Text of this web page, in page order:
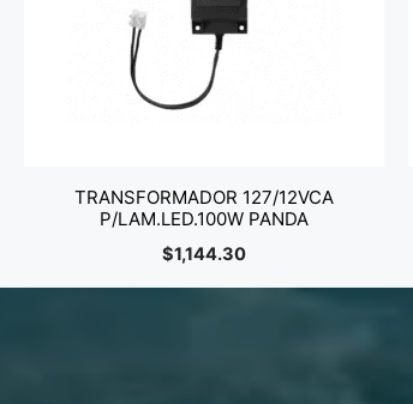
TRANSFORMADOR 127/12VCA
P/LAM.LED.100W PANDA
$1,144.30